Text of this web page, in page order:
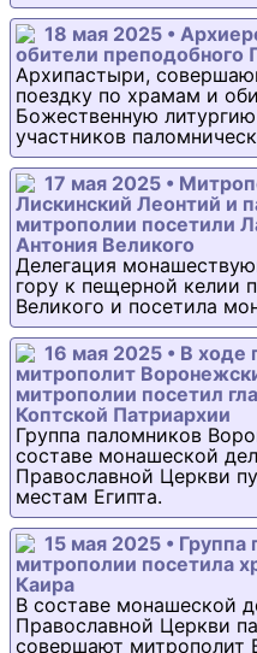
18 мая 2025 •
обители преподобного
Архипастыри,
поездку по храмам и
Божественную
участников
17 мая 2025 •
Лискинский Леонтий и
митрополии посетили
Антония Великого
Делегация
гору к пещерной келии
Великого и посетила
16 мая 2025 • В ходе
митрополит
митрополии посетил
Коптской Патриархии
Группа паломников
составе монашеской
Православной Церкви
местам Египта.
15 мая 2025 •
митрополии посетила
Каира
В составе монашеской
Православной Церкви
совершают митрополит